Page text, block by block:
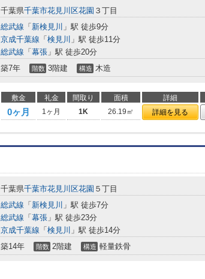
千葉県千葉市花見川区花園 ３丁目
総武線 「 新検見川 」駅 徒歩9分
京成千葉線 「 検見川 」駅 徒歩11分
総武線 「 幕張 」駅 徒歩20分
築7年 階数 3階建 構造 木造
敷金 礼金 間取り 面積 詳細
0ヶ月 1ヶ月 1K 26.19㎡ 詳細を見る
千葉県千葉市花見川区花園 ５丁目
総武線 「 新検見川 」駅 徒歩7分
総武線 「 幕張 」駅 徒歩23分
京成千葉線 「 検見川 」駅 徒歩14分
築14年 階数 2階建 構造 軽量鉄骨